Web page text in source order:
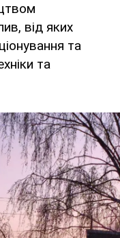
від яких
та
та